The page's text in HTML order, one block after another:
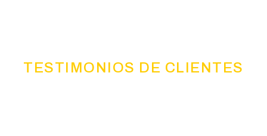
TESTIMONIOS DE CLIENTES